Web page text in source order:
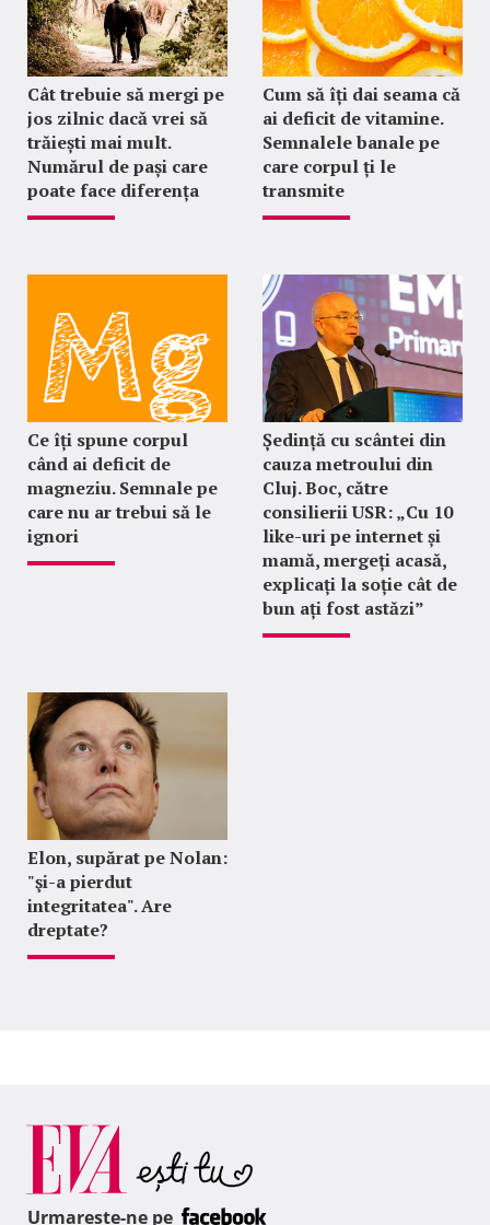
Cât trebuie să mergi pe
jos zilnic dacă vrei să
trăiești mai mult.
Numărul de pași care
poate face diferența
Cum să îți dai seama că
ai deficit de vitamine.
Semnalele banale pe
care corpul ți le
transmite
Ce îți spune corpul
când ai deficit de
magneziu. Semnale pe
care nu ar trebui să le
ignori
Ședință cu scântei din
cauza metroului din
Cluj. Boc, către
consilierii USR: „Cu 10
like-uri pe internet și
mamă, mergeți acasă,
explicați la soție cât de
bun ați fost astăzi”
Elon, supărat pe Nolan:
"şi-a pierdut
integritatea". Are
dreptate?
Urmareste-ne pe